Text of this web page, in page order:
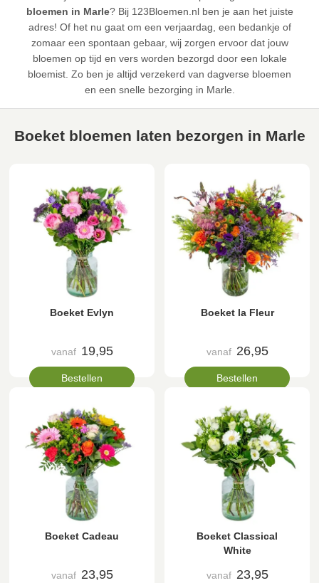
bloemen in Marle? Bij 123Bloemen.nl ben je aan het juiste
adres! Of het nu gaat om een verjaardag, een bedankje of
zomaar een spontaan gebaar, wij zorgen ervoor dat jouw
bloemen op tijd en vers worden bezorgd door een lokale
bloemist. Zo ben je altijd verzekerd van dagverse bloemen
en een snelle bezorging in Marle.
Boeket bloemen laten bezorgen in Marle
Boeket Evlyn
vanaf 19,95
Bestellen
Boeket la Fleur
vanaf 26,95
Bestellen
Boeket Cadeau
vanaf 23,95
Boeket Classical
White
vanaf 23,95